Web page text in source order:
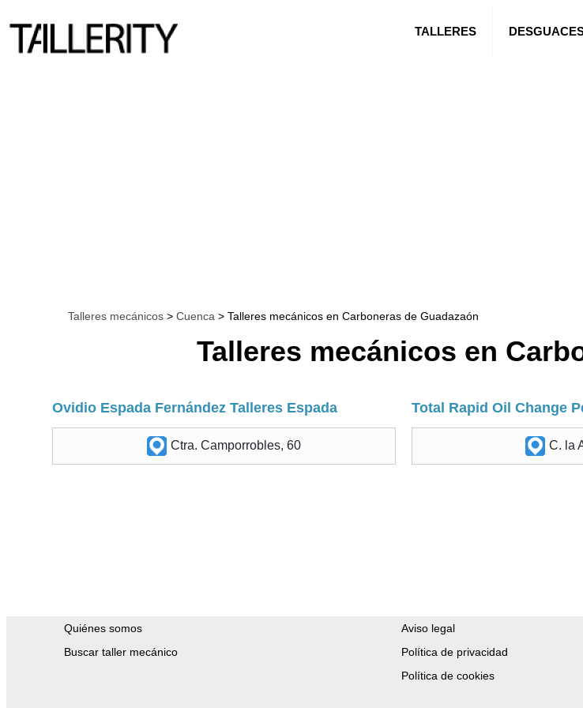
TALLERES
Talleres mecánicos >Cuenca > Talleres mecánicos en Carboneras de Guadazaón
Talleres mecánicos en
Ovidio Espada Fernández Talleres Espada
Ctra. Camporrobles, 60
Total Rapid Oil Change
C. la
Quiénes somos
Buscar taller mecánico
Aviso legal
Política de privacidad
Política de cookies